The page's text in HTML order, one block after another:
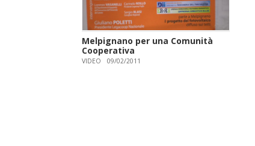
Melpignano per una Comunità
Cooperativa
VIDEO 09/02/2011